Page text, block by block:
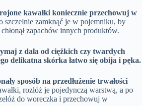
kawałki koniecznie przechowuj w
szczelnie zamknąć je w pojemniku, by
zapachów innych produktów.
z dala od ciężkich czy twardych
delikatna skórka łatwo się obija i pęka.
sposób na przedłużenie trwałości
rozłóż je pojedynczą warstwą, a po
do woreczka i przechowuj w